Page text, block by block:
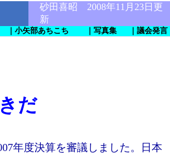
砂田喜昭 2008年11月23日更
新
｜小矢部あちこち ｜写真集 ｜議会発言
だ
年度決算を審議しました。日本